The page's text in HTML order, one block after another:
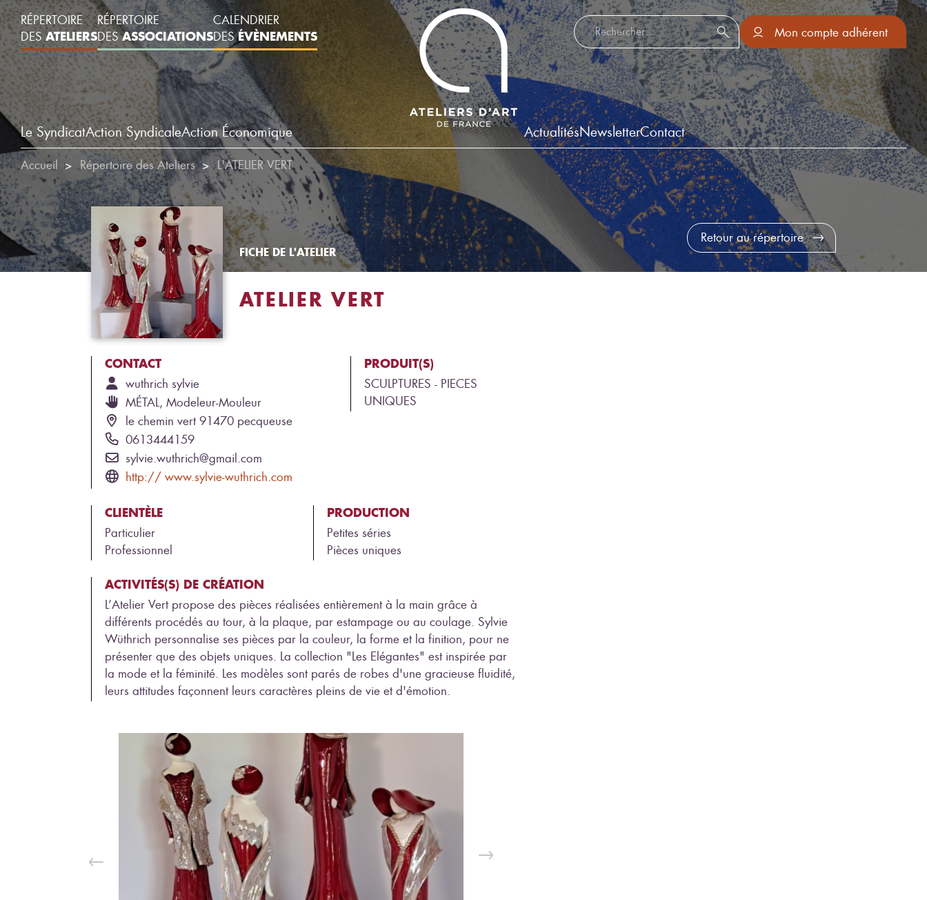
RÉPERTOIRE
DESATELIERS
RÉPERTOIRE
DESASSOCIATIONS
CALENDRIER
DESÉVÈNEMENTS
Le SyndicatAction SyndicaleAction Économique
Rechercher :
Mon compte adhérent
ActualitésNewsletterContact
Accueil Répertoire des Ateliers L'ATELIER VERT
FICHE DE L'ATELIER
ATELIER VERT
CONTACT
wuthrich sylvie
MÉTAL, Modeleur-Mouleur
le chemin vert 91470 pecqueuse
0613444159
sylvie.wuthrich@gmail.com
http:// www.sylvie-wuthrich.com
PRODUIT(S)
SCULPTURES - PIECES
UNIQUES
CLIENTÈLE
Particulier
Professionnel
PRODUCTION
Petites séries
Pièces uniques
ACTIVITÉS(S) DE CRÉATION
L’Atelier Vert propose des pièces réalisées entièrement à la main grâce à
différents procédés au tour, à la plaque, par estampage ou au coulage. Sylvie
Wüthrich personnalise ses pièces par la couleur, la forme et la finition, pour ne
présenter que des objets uniques. La collection "Les Elégantes" est inspirée par
la mode et la féminité. Les modèles sont parés de robes d'une gracieuse fluidité,
leurs attitudes façonnent leurs caractères pleins de vie et d'émotion.
Retour au répertoire